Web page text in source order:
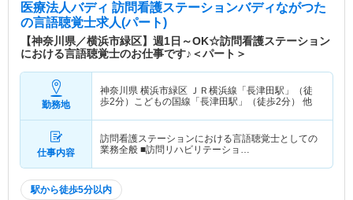
医療法人バディ 訪問看護ステーションバディながつた
の言語聴覚士求人(パート)
【神奈川県／横浜市緑区】週1日～OK☆訪問看護ステーション
における言語聴覚士のお仕事です♪＜パート＞
勤務地
神奈川県 横浜市緑区 ＪＲ横浜線「長津田駅」（徒
歩2分）こどもの国線「長津田駅」（徒歩2分） 他
仕事内容
訪問看護ステーションにおける言語聴覚士としての
業務全般 ■訪問リハビリテーショ…
駅から徒歩5分以内